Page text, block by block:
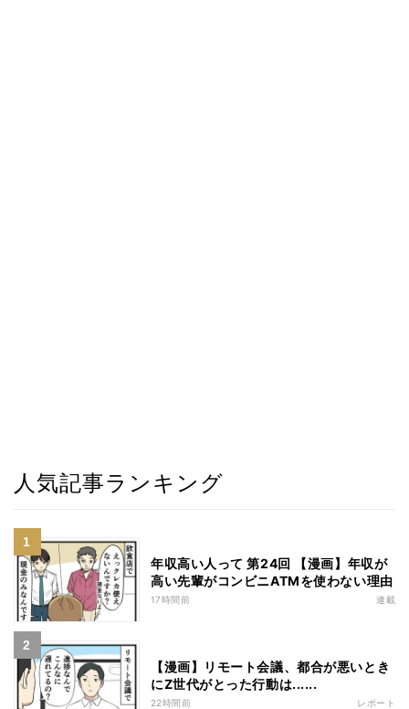
人気記事ランキング
年収高い人って 第24回 【漫画】年収が
高い先輩がコンビニATMを使わない理由
17時間前 連載
【漫画】リモート会議、都合が悪いとき
にZ世代がとった行動は......
22時間前 レポート